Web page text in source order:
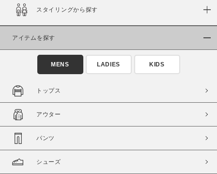
商品タイプ
通常商品
セール価格 WEB限定
在庫
在庫あり
スタイリングから探す
アイテムを探す
MENS LADIES KIDS
トップス
アウター
パンツ
シューズ